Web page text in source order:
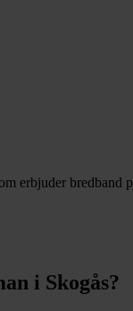
erbjuder bredband
i Skogås?